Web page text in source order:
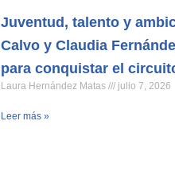
Juventud, talento y
Calvo y Claudia
para conquistar el
Laura Hernández Matas julio 7, 2026
Leer más »